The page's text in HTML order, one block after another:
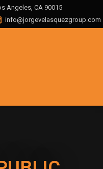
Angeles, CA 90015
info@jorgevelasquezgroup.com